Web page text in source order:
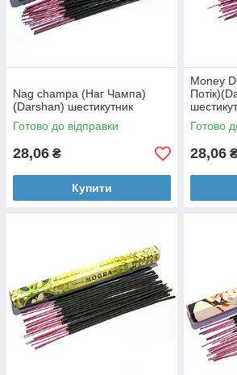
Nag champa (Наг Чампа)
(Darshan) шестикутник
Готово до відправки
28,06 ₴
Купити
Money
Готово
28,06